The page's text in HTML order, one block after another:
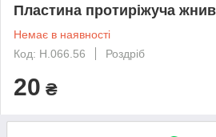
Пластина протиріжуча
Немає в наявності
Код: Н.066.56
Роздріб
20 ₴